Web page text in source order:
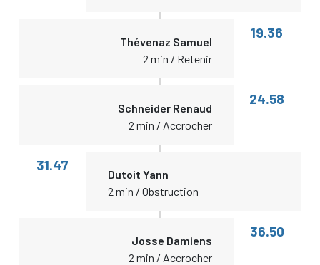
Thévenaz Samuel
2 min / Retenir
19.36
Schneider Renaud
2 min / Accrocher
24.58
31.47
Dutoit Yann
2 min / Obstruction
Josse Damiens
2 min / Accrocher
36.50